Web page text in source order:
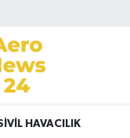
HAVACILIK